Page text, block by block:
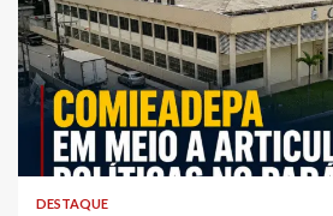
DESTAQUE